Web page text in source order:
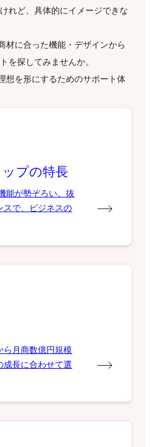
れど、具体的にイメージできな
材に合った機能・デザインから
を探してみませんか。
想を形にするためのサポート体
プの特長
能が勢ぞろい。抜
スで、ビジネスの
ら月商数億円規模
成長に合わせて選